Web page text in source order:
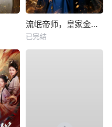
流氓帝师，皇家金牌县令
已完结